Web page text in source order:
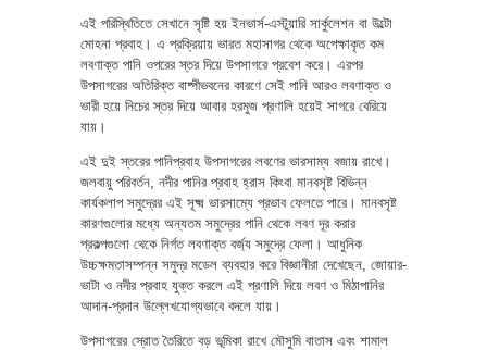
এই পরিস্থিতিতে সেখানে সৃষ্টি হয় ইনভার্স-এস্টুয়ারি সার্কুলেশন বা উল্টো
মোহনা প্রবাহ। এ প্রক্রিয়ায় ভারত মহাসাগর থেকে অপেক্ষাকৃত কম
লবণাক্ত পানি ওপরের স্তর দিয়ে উপসাগরে প্রবেশ করে। এরপর
উপসাগরের অতিরিক্ত বাষ্পীভবনের কারণে সেই পানি আরও লবণাক্ত ও
ভারী হয়ে নিচের স্তর দিয়ে আবার হরমুজ প্রণালি হয়েই সাগরে বেরিয়ে
যায়।
এই দুই স্তরের পানিপ্রবাহ উপসাগরের লবণের ভারসাম্য বজায় রাখে।
জলবায়ু পরিবর্তন, নদীর পানির প্রবাহ হ্রাস কিংবা মানবসৃষ্ট বিভিন্ন
কার্যকলাপ সমুদ্রের এই সূক্ষ্ম ভারসাম্যে প্রভাব ফেলতে পারে। মানবসৃষ্ট
কারণগুলোর মধ্যে অন্যতম সমুদ্রের পানি থেকে লবণ দূর করার
প্রকল্পগুলো থেকে নির্গত লবণাক্ত বর্জ্য সমুদ্রে ফেলা। আধুনিক
উচ্চক্ষমতাসম্পন্ন সমুদ্র মডেল ব্যবহার করে বিজ্ঞানীরা দেখেছেন, জোয়ার-
ভাটা ও নদীর প্রবাহ যুক্ত করলে এই প্রণালি দিয়ে লবণ ও মিঠাপানির
আদান-প্রদান উল্লেখযোগ্যভাবে বদলে যায়।
উপসাগরের স্রোত তৈরিতে বড় ভূমিকা রাখে মৌসুমি বাতাস এবং শামাল